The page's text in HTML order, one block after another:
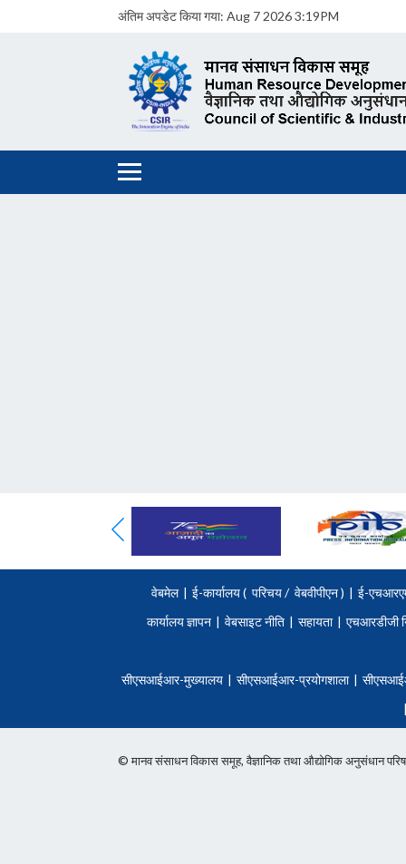
अंतिम अपडेट किया गया: Aug 7 2026 3:19PM
वेबमेल | ई-कार्यालय ( परिचय/ वेबवीपीएन ) | ई-
कार्यालय ज्ञापन | वेबसाइट नीति | सहायता | एचआरडीजी
सीएसआईआर-मुख्यालय | सीएसआईआर-प्रयोगशाला |
© मानव संसाधन विकास समूह, वैज्ञानिक तथा औद्योगिक अनुसंधान